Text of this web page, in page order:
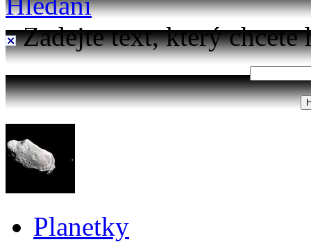
Zadejte text, který chcete
Planetky